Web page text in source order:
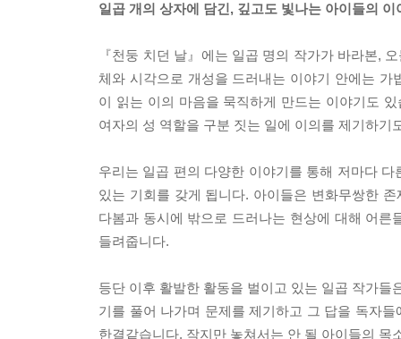
일곱 개의 상자에 담긴, 깊고도 빛나는 아이들의 이
『천둥 치던 날』에는 일곱 명의 작가가 바라본,
체와 시각으로 개성을 드러내는 이야기 안에는
이 읽는 이의 마음을 묵직하게 만드는 이야기도
여자의 성 역할을 구분 짓는 일에 이의를 제기하
우리는 일곱 편의 다양한 이야기를 통해 저마다
있는 기회를 갖게 됩니다. 아이들은 변화무쌍한
다봄과 동시에 밖으로 드러나는 현상에 대해 어
들려줍니다.
등단 이후 활발한 활동을 벌이고 있는 일곱 작가
기를 풀어 나가며 문제를 제기하고 그 답을 독자
한결같습니다. 작지만 놓쳐서는 안 될 아이들의